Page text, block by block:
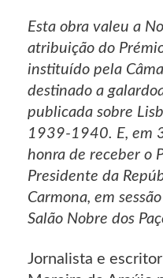
Esta obra valeu a
atribuição do
instituído pela
destinado a
publicada sobre
1939-1940. E, em
honra de receber o
Presidente da
Carmona, em
Salão Nobre dos
Jornalista e